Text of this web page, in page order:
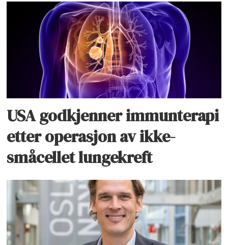
USA godkjenner immunterapi
etter operasjon av ikke-
småcellet lungekreft